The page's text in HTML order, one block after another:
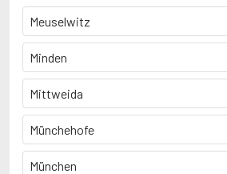
Meuselwitz
Minden
Mittweida
Münchehofe
München